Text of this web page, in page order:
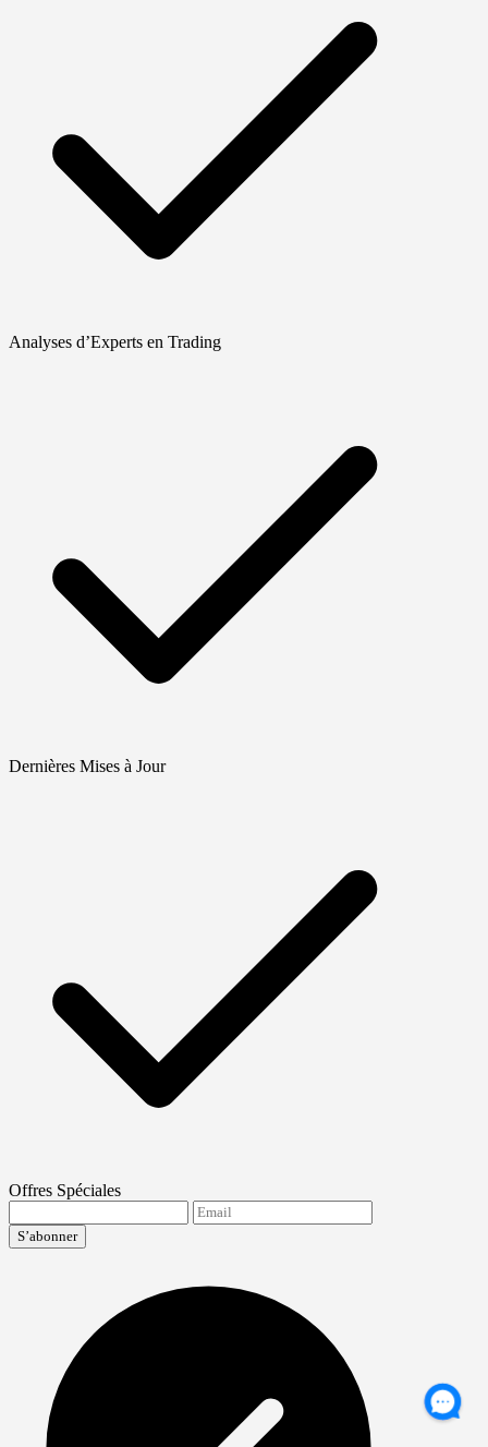
Analyses d’Experts en Trading
Dernières Mises à Jour
Offres Spéciales
S’abonner